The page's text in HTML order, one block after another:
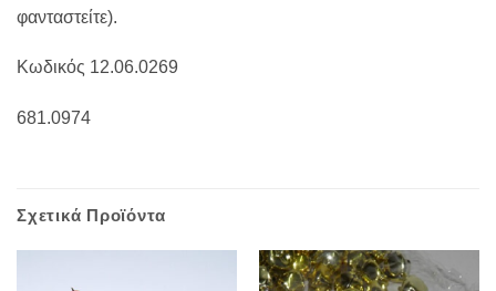
φανταστείτε).
Κωδικός 12.06.0269
681.0974
Σχετικά Προϊόντα